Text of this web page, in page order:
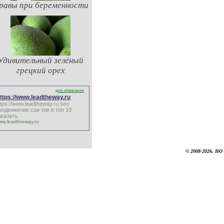
при беременности
зелёный
грецкий орех
дать объявление
www.leadtheway.ru
www.leadtheway.ru seo
саи тов в топ 10
© 2008-2026,